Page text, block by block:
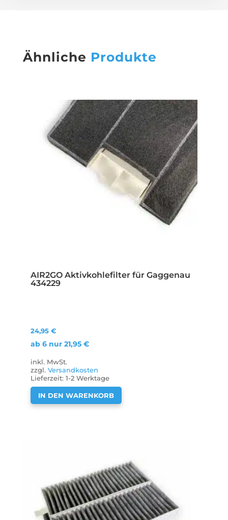
Ähnliche Produkte
AIR2GO Aktivkohlefilter für Gaggenau
434229
24,95 €
ab 6 nur 21,95 €
inkl. MwSt.
zzgl. Versandkosten
Lieferzeit: 1-2 Werktage
IN DEN WARENKORB